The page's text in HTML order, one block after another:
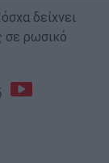
δείχνει
σε ρωσικό